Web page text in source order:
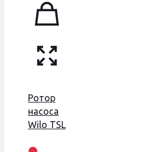
Ротор
насоса
Wilo TSL